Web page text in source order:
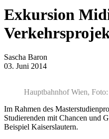
Exkursion
Sascha Baron
03. Juni 2014
Hauptbahnhof Wien,
Im Rahmen des
Studierenden mit Chancen und
Beispiel Kaiserslautern.